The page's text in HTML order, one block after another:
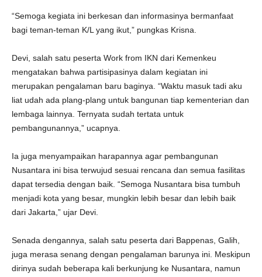
“Semoga kegiata ini berkesan dan informasinya bermanfaat
bagi teman-teman K/L yang ikut,” pungkas Krisna.
Devi, salah satu peserta Work from IKN dari Kemenkeu
mengatakan bahwa partisipasinya dalam kegiatan ini
merupakan pengalaman baru baginya. “Waktu masuk tadi aku
liat udah ada plang-plang untuk bangunan tiap kementerian dan
lembaga lainnya. Ternyata sudah tertata untuk
pembangunannya,” ucapnya.
Ia juga menyampaikan harapannya agar pembangunan
Nusantara ini bisa terwujud sesuai rencana dan semua fasilitas
dapat tersedia dengan baik. “Semoga Nusantara bisa tumbuh
menjadi kota yang besar, mungkin lebih besar dan lebih baik
dari Jakarta,” ujar Devi.
Senada dengannya, salah satu peserta dari Bappenas, Galih,
juga merasa senang dengan pengalaman barunya ini. Meskipun
dirinya sudah beberapa kali berkunjung ke Nusantara, namun